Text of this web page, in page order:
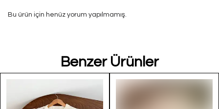
Bu ürün için henüz yorum yapılmamış.
Benzer Ürünler